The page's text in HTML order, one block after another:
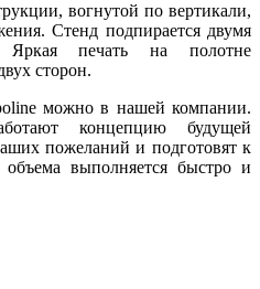
вогнутой по вертикали,
Стенд подпирается двумя
печать на полотне
сторон.
можно в нашей компании.
концепцию будущей
пожеланий и подготовят к
выполняется быстро и